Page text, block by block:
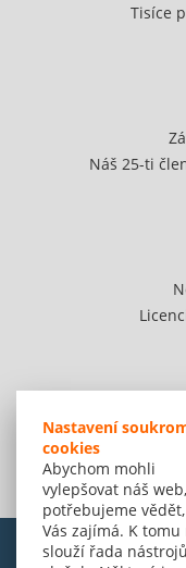
Nastavení
cookies
Abychom mohli
vylepšovat náš web,
potřebujeme
Vás zajímá. K tomu
slouží řada
Tisíce
Náš 25-ti